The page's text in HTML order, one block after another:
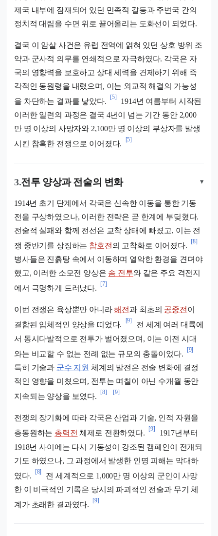
제국 내부에 잠재되어 있던 민족적 갈등과 주변국 간의
정치적 대립을 수면 위로 끌어올리는 도화선이 되었다.
결국 이 암살 사건은 유럽 전역에 얽혀 있던 상호 방위 조
약과 군사적 의무를 연쇄적으로 자극하였다. 각국은 자
국의 영향력을 보호하고 상대 세력을 견제하기 위해 즉
각적인 동원령을 내렸으며, 이는 외교적 해결의 가능성
을 차단하는 결과를 낳았다.
[5]
1914년 여름부터 시작된
이러한 일련의 과정은 결국 4년이 넘는 기간 동안 2,000
만 명 이상의 사망자와 2,100만 명 이상의 부상자를 발생
시킨 참혹한 전쟁으로 이어졌다.
[5]
3.전투 양상과 전술의 변화 ▾
1914년 초기 단계에서 각국은 신속한 이동을 통한 기동
전을 구상하였으나, 이러한 전략은 곧 한계에 부딪혔다.
전술적 실패와 함께 전선은 교착 상태에 빠졌고, 이는 전
쟁 중반기를 상징하는 참호전 의 고착화로 이어졌다.
[8]
병사들은 진흙탕 속에서 이동하며 열악한 환경을 견뎌야
했고, 이러한 소모전 양상은 솜 전투와 같은 주요 격전지
에서 극명하게 드러났다.
[7]
이번 전쟁은 육상뿐만 아니라해전 과 최초의 공중전 이
결합된 입체적인 양상을 띠었다.
[9]
전 세계 여러 대륙에
서 동시다발적으로 전투가 벌어졌으며, 이는 이전 시대
와는 비교할 수 없는 전례 없는 규모의 충돌이었다.
[9]
특히 기술과 군수 지원 체계의 발전은 전술 변화에 결정
적인 영향을 미쳤으며, 전투는 며칠이 아닌 수개월 동안
지속되는 양상을 보였다.
[8] [9]
전쟁의 장기화에 따라 각국은 산업과 기술, 인적 자원을
총동원하는 총력전 체제로 전환하였다.
[9]
1917년부터
1918년 사이에는 다시 기동성이 강조된 캠페인이 전개되
기도 하였으나, 그 과정에서 발생한 인명 피해는 막대하
였다.
[8]
전 세계적으로 1,000만 명 이상의 군인이 사망
한 이 비극적인 기록은 당시의 파괴적인 전술과 무기 체
계가 초래한 결과였다.
[9]